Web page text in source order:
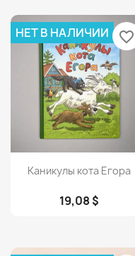
Просмотр
Каникулы кота Егора
19,08 $
НЕТ В НАЛИЧИИ favorite_border